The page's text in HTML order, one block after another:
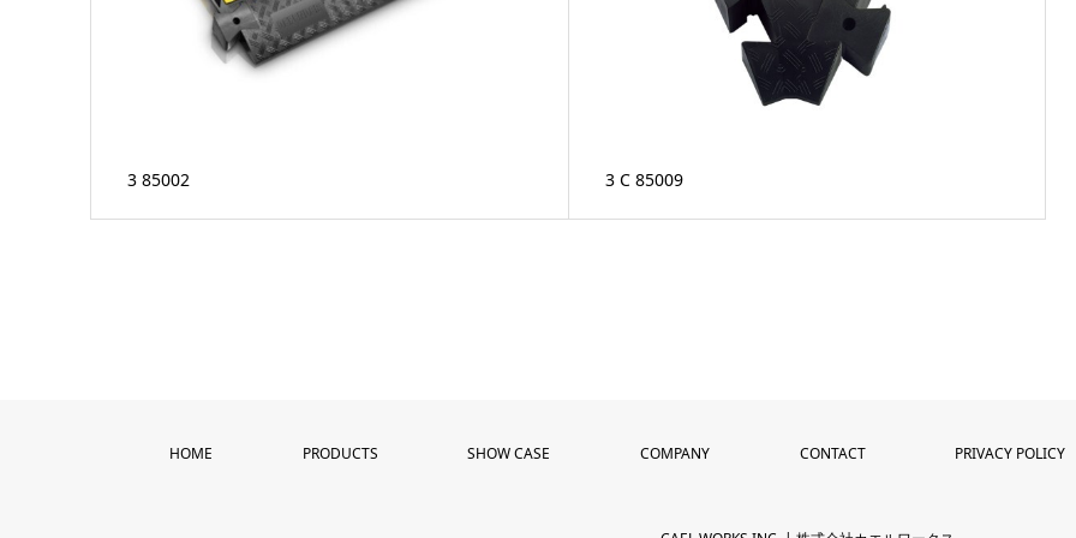
3 85002 3 C 85009
HOME PRODUCTS SHOW CASE COMPANY CONTACT PRIVACY POLICY